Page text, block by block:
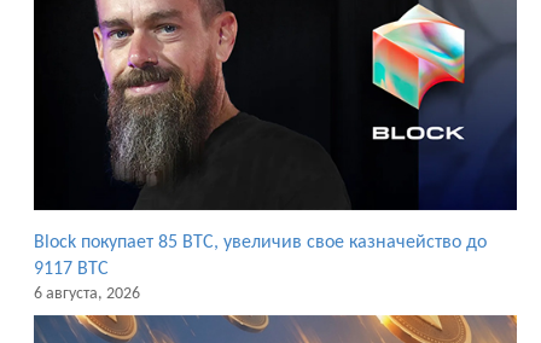
Block покупает 85 BTC, увеличив свое казначейство до
9117 BTC
6 августа, 2026